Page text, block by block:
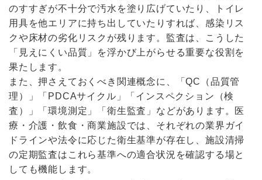
のすすぎが不十分で汚水を塗り広げていたり、トイレ
用具を他エリアに持ち出していたりすれば、感染リス
クや床材の劣化リスクが残ります。監査は、こうした
「見えにくい品質」を浮かび上がらせる重要な役割を
果たします。
また、押さえておくべき関連概念に、「QC（品質管
理）」「PDCAサイクル」「インスペクション（検
査）」「環境測定」「衛生監査」などがあります。医
療・介護・飲食・商業施設では、それぞれの業界ガイ
ドラインや法令に応じた衛生基準が存在し、施設清掃
の定期監査はこれら基準への適合状況を確認する場と
しても機能します。